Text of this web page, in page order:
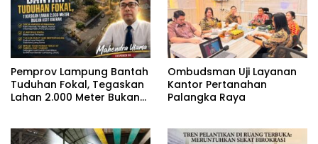
Pemprov Lampung Bantah
Tuduhan Fokal, Tegaskan
Lahan 2.000 Meter Bukan
Ombudsman Uji Layanan
Kantor Pertanahan
Palangka Raya